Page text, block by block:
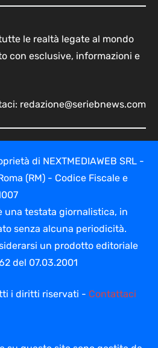
le realtà legate al mondo
con esclusive, informazioni e
redazione@seriebnews.com
di NEXTMEDIAWEB SRL -
(RM) - Codice Fiscale e
una testata giornalistica, in
senza alcuna periodicità.
un prodotto editoriale
del 07.03.2001
i diritti riservati - Contattaci